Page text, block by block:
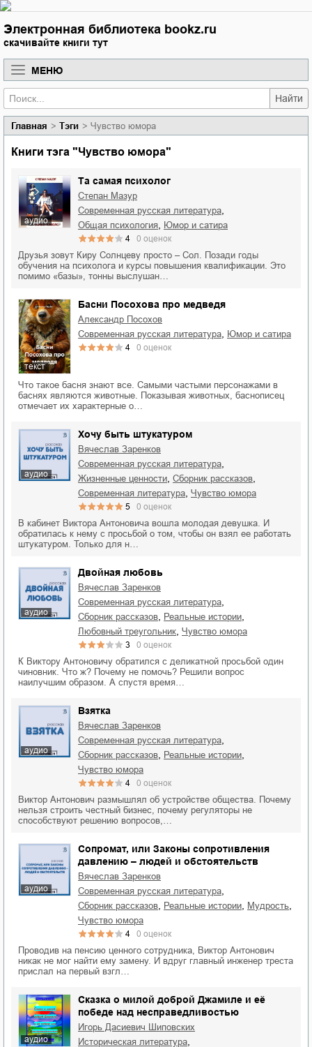
Электронная библиотека bookz.ru
скачивайте книги тут
МЕНЮ
Найти
Главная Тэги Чувство юмора
Книги тэга "Чувство юмора"
аудио
Та самая психолог
Степан Мазур
современная русская литература
общая психология юмор и сатира
4 0 оценок
Друзья зовут Киру Солнцеву просто – Сол. Позади годы
обучения на психолога и курсы повышения квалификации. Это
помимо «базы», тонны выслушан…
текст
Басни Посохова про медведя
Александр Посохов
современная русская литература
юмор и сатира
4 0 оценок
Что такое басня знают все. Самыми частыми персонажами в
баснях являются животные. Показывая животных, баснописец
отмечает их характерные о…
аудио
Хочу быть штукатуром
Вячеслав Заренков
современная русская литература
жизненные ценности сборник рассказов
современная литература чувство юмора
5 0 оценок
В кабинет Виктора Антоновича вошла молодая девушка. И
обратилась к нему с просьбой о том, чтобы он взял ее работать
штукатуром. Только для н…
аудио
Двойная любовь
Вячеслав Заренков
современная русская литература
сборник рассказов реальные истории
любовный треугольник чувство юмора
3 0 оценок
К Виктору Антоновичу обратился с деликатной просьбой один
чиновник. Что ж? Почему не помочь? Решили вопрос
наилучшим образом. А спустя время…
аудио
Взятка
Вячеслав Заренков
современная русская литература
сборник рассказов реальные истории
чувство юмора
4 0 оценок
Виктор Антонович размышлял об устройстве общества. Почему
нельзя строить честный бизнес, почему регуляторы не
способствуют решению вопросов,…
аудио
Сопромат, или Законы сопротивления
давлению – людей и обстоятельств
Вячеслав Заренков
современная русская литература
сборник рассказов реальные истории мудрость
чувство юмора
4 0 оценок
Проводив на пенсию ценного сотрудника, Виктор Антонович
никак не мог найти ему замену. И вдруг главный инженер треста
прислал на первый взгл…
аудио
Сказка о милой доброй Джамиле и её
победе над несправедливостью
Игорь Дасиевич Шиповских
историческая литература